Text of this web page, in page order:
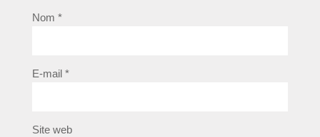
Nom *
E-mail *
Site web